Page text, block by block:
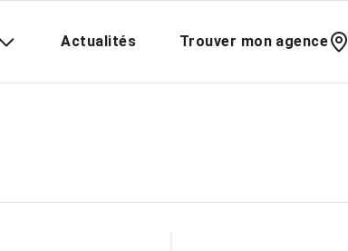
Actualités Trouver mon agence